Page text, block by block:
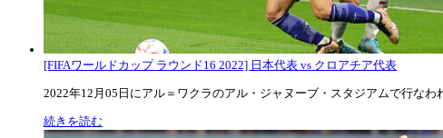
[FIFAワールドカップ ラウンド16 2022] 日本代表 vs クロアチア代表
2022年12月05日にアル＝ワクラのアル・ジャヌーブ・スタジアムで行な
続きを読む